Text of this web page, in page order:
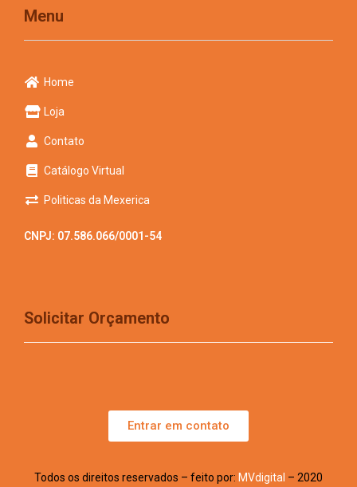
Menu
Home
Loja
Contato
Catálogo Virtual
Politicas da Mexerica
CNPJ: 07.586.066/0001-54
Solicitar Orçamento
Entrar em contato
Todos os direitos reservados – feito por: MVdigital – 2020